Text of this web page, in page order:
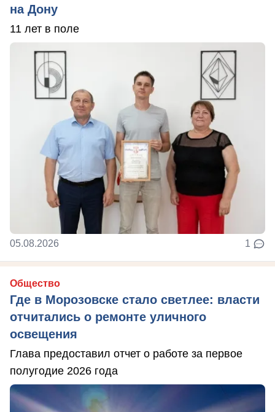
на Дону
11 лет в поле
05.08.2026 1
Общество
Где в Морозовске стало светлее: власти
отчитались о ремонте уличного
освещения
Глава предоставил отчет о работе за первое
полугодие 2026 года